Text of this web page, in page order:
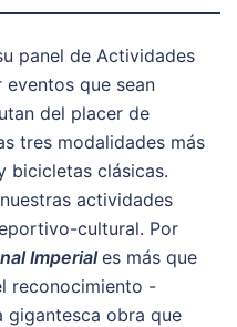
panel de Actividades
que sean
del placer de
tres modalidades más
bicicletas clásicas.
actividades
cultural. Por
Imperial es más que
reconocimiento -
gigantesca obra que